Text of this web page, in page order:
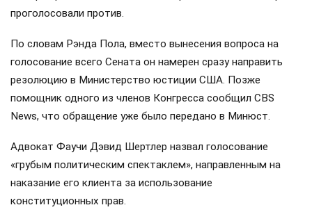
проголосовали против.
По словам Рэнда Пола, вместо вынесения вопроса на
голосование всего Сената он намерен сразу направить
резолюцию в Министерство юстиции США. Позже
помощник одного из членов Конгресса сообщил CBS
News, что обращение уже было передано в Минюст.
Адвокат Фаучи Дэвид Шертлер назвал голосование
«грубым политическим спектаклем», направленным на
наказание его клиента за использование
конституционных прав.